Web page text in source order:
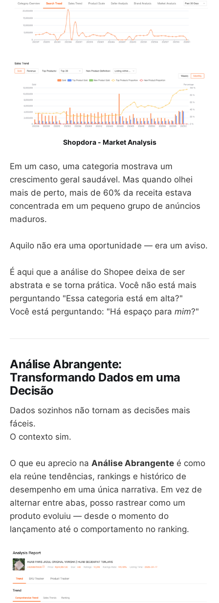
Shopdora - Market Analysis
Em um caso, uma categoria mostrava um
crescimento geral saudável. Mas quando olhei
mais de perto, mais de 60% da receita estava
concentrada em um pequeno grupo de anúncios
maduros.
Aquilo não era uma oportunidade — era um aviso.
É aqui que a análise do Shopee deixa de ser
abstrata e se torna prática. Você não está mais
perguntando "Essa categoria está em alta?"
Você está perguntando: "Há espaço para mim?"
Análise Abrangente:
Transformando Dados em uma
Decisão
Dados sozinhos não tornam as decisões mais
fáceis.
O contexto sim.
O que eu aprecio na Análise Abrangente é como
ela reúne tendências, rankings e histórico de
desempenho em uma única narrativa. Em vez de
alternar entre abas, posso rastrear como um
produto evoluiu — desde o momento do
lançamento até o comportamento no ranking.